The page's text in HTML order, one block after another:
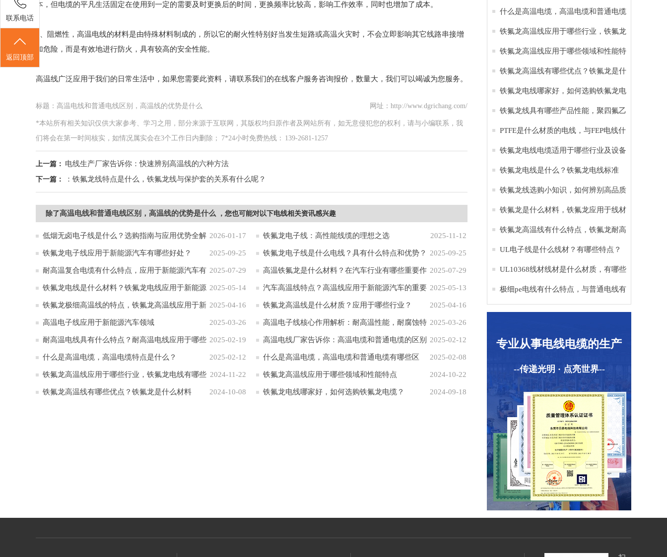
本，但电缆的平凡生活固定在使用到一定的需要及时更换后的时间，更换频率比较高，影响工作效率，同时也增加了成本。
4、阻燃性，高温电线的材料是由特殊材料制成的，所以它的耐火性特别好当发生短路或高温火灾时，不会立即影响其它线路串接增
加危险，而是有效地进行防火，具有较高的安全性能。
高温线广泛应用于我们的日常生活中，如果您需要此资料，请联系我们的在线客户服务咨询报价，数量大，我们可以竭诚为您服务。
标题：高温电线和普通电线区别，高温线的优势是什么 网址：http://www.dgrichang.com/
*本站所有相关知识仅供大家参考、学习之用，部分来源于互联网，其版权均归原作者及网站所有，如无意侵犯您的权利，请与小编联系，我
们将会在第一时间核实，如情况属实会在3个工作日内删除； 7*24小时免费热线： 139-2681-1257
上一篇： 电线生产厂家告诉你：快速辨别高温线的六种方法
下一篇： ：铁氟龙线特点是什么，铁氟龙线与保护套的关系有什么呢？
除了高温电线和普通电线区别，高温线的优势是什么 ，您也可能对以下电线相关资讯感兴趣
2026-01-17
低烟无卤电子线是什么？选购指南与应用优势全解
析
2025-11-12
铁氟龙电子线：高性能线缆的理想之选
2025-09-25
铁氟龙电子线应用于新能源汽车有哪些好处？ 2025-09-25
铁氟龙电子线是什么电线？具有什么特点和优势？
2025-07-29
耐高温复合电缆有什么特点，应用于新能源汽车有
哪些作用？
2025-07-29
高温铁氟龙是什么材料？在汽车行业有哪些重要作
用？
2025-05-14
铁氟龙电线是什么材料？铁氟龙电线应用于新能源
汽车的原因
2025-05-13
汽车高温线特点？高温线应用于新能源汽车的重要
性
2025-04-16
铁氟龙极细高温线的特点，铁氟龙高温线应用于新
能源汽车
2025-04-16
铁氟龙高温线是什么材质？应用于哪些行业？
2025-03-26
高温电子线应用于新能源汽车领域 2025-03-26
高温电子线核心作用解析：耐高温性能，耐腐蚀特
性 应用于六大领域
2025-02-19
耐高温电线具有什么特点？耐高温电线应用于哪些
行业
2025-02-12
高温电线厂家告诉你：高温电缆和普通电缆的区别
2025-02-12
什么是高温电缆，高温电缆特点是什么？ 2025-02-08
什么是高温电缆，高温电缆和普通电缆有哪些区
别？
2024-11-22
铁氟龙高温线应用于哪些行业，铁氟龙电线有哪些
特点
2024-10-22
铁氟龙高温线应用于哪些领域和性能特点
2024-10-08
铁氟龙高温线有哪些优点？铁氟龙是什么材料 2024-09-18
铁氟龙电线哪家好，如何选购铁氟龙电缆？
么？
什么是高温电缆，高温电缆和普通电缆
有哪些区别？
铁氟龙高温线应用于哪些行业，铁氟龙
电线有哪些特点
铁氟龙高温线应用于哪些领域和性能特
点
铁氟龙高温线有哪些优点？铁氟龙是什
么材料
铁氟龙电线哪家好，如何选购铁氟龙电
缆？
铁氟龙线具有哪些产品性能，‌聚四氟乙
烯是什么材料
PTFE是什么材质的电线，与FEP电线什
么区别？
铁氟龙电线电缆适用于哪些行业及设备
铁氟龙电线是什么？铁氟龙电线标准
铁氟龙线选购小知识，如何辨别高品质
铁氟龙电子线
铁氟龙是什么材料，铁氟龙应用于线材
的作用？
铁氟龙高温线有什么特点，铁氟龙耐高
温多少度？
UL电子线是什么线材？有哪些特点？
UL10368线材线材是什么材质，有哪些
作用？
极细pe电线有什么特点，与普通电线有
专业从事电线电缆的生产
--传递光明 · 点亮世界--
联系电话
返回顶部